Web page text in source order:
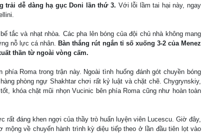
trải dễ dàng hạ gục Doni lần thứ 3. Với lỗi lầm tai hại này, ngay
tắc và nhạt nhòa. Các pha lên bóng của đội chủ nhà không mang
nỗ lực cá nhân. Bàn thắng rút ngắn tỉ số xuống 3-2 của Menez
thần từ ngoài vòng cấm.
Roma trong trận này. Ngoài tình huống đánh gót chuyền bóng
phòng ngự Shakhtar chơi rất kỷ luật và chặt chẽ. Chygrynskiy,
khóa chặt mũi nhọn Vucinic bên phía Roma cũng như hoàn toàn
rất đáng khen ngợi của thầy trò huấn luyện viên Lucescu. Giờ đây,
về chuyến hành trình kỳ diệu tiếp theo ở lần đầu tiên lọt vào